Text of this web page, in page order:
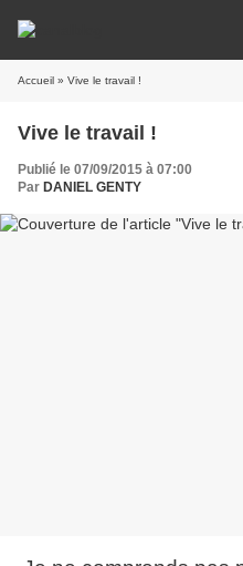
Accueil » Vive le travail !
Vive le travail !
Publié le 07/09/2015 à 07:00
Par DANIEL GENTY